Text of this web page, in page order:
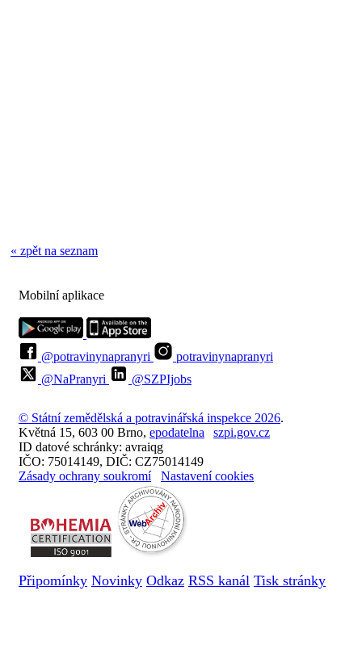
« zpět na seznam
Mobilní aplikace
@potravinynapranyri
potravinynapranyri
@NaPranyri
@SZPIjobs
© Státní zemědělská a potravinářská inspekce 2026.
Květná 15, 603 00 Brno, epodatelna
szpi.gov.cz
ID datové schránky: avraiqg
IČO: 75014149, DIČ: CZ75014149
Zásady ochrany soukromí
Nastavení cookies
Připomínky Novinky Odkaz RSS kanál Tisk stránky